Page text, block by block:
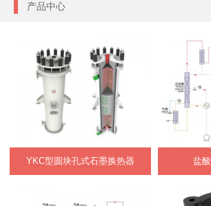
产品中心
YKC型圆块孔式石墨换热器 盐